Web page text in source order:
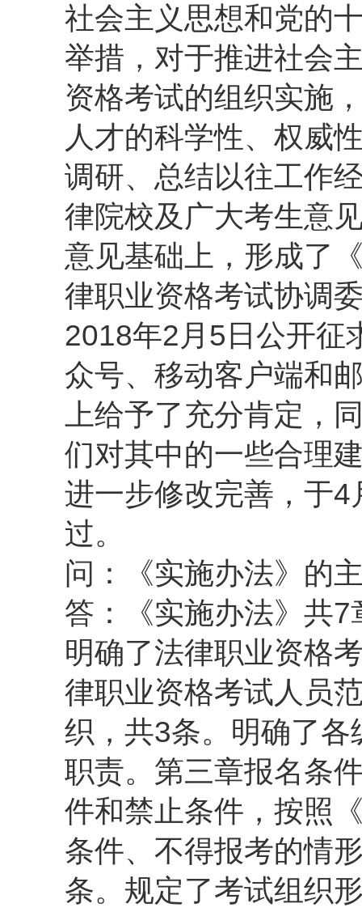
社会主义思想和党的
举措，对于推进社会
资格考试的组织实施
人才的科学性、权威
调研、总结以往工作
律院校及广大考生意
意见基础上，形成了
律职业资格考试协调
2018年2月5日公开征
众号、移动客户端和
上给予了充分肯定，
们对其中的一些合理
进一步修改完善，于
过。
问：《实施办法》的
答：《实施办法》共
明确了法律职业资格
律职业资格考试人员
织，共3条。明确了
职责。第三章报名条
件和禁止条件，按照
条件、不得报考的情
条。规定了考试组织